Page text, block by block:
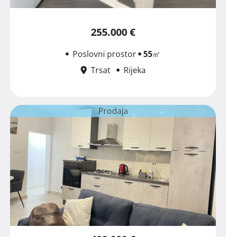
255.000 €
Poslovni prostor 55㎡
Trsat
Rijeka
Prodaja